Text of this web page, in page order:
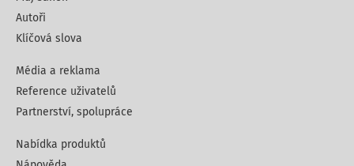
Autoři
Klíčová slova
Média a reklama
Reference uživatelů
Partnerství, spolupráce
Nabídka produktů